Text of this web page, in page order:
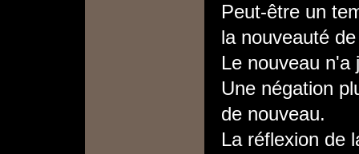
Peut-être un
la nouveauté
Le nouveau n'a
Une négation
de nouveau.
La réflexion de